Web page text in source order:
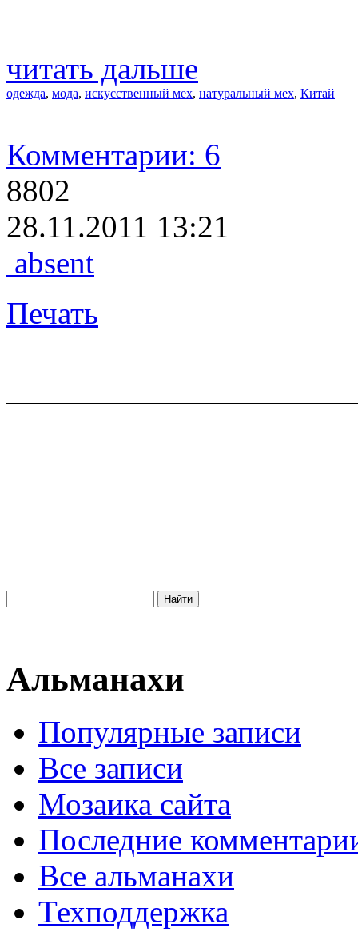
читать дальше
одежда, мода, искусственный мех, натуральный мех, Китай
Комментарии: 6
8802
28.11.2011 13:21
absent
Печать
Альманахи
Популярные записи
Все записи
Мозаика сайта
Последние
Все альманахи
Техподдержка